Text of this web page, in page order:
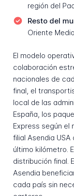
región del
Resto del
Oriente
El modelo
colaboración
nacionales de
final, el
local de las
España, los
Express según el
filial Asendia
último kilómetro.
distribución final.
Asendia
cada país sin